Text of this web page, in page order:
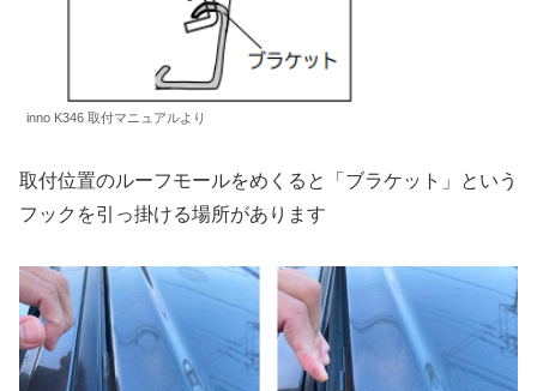
inno K346 取付マニュアルより
取付位置のルーフモールをめくると「ブラケット」という
フックを引っ掛ける場所があります